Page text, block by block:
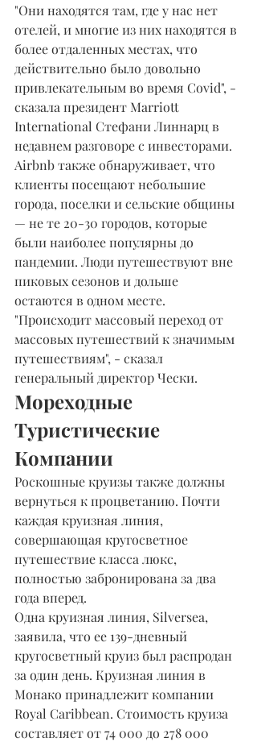
"Они находятся там, где у нас нет
отелей, и многие из них находятся в
более отдаленных местах, что
действительно было довольно
привлекательным во время Covid", -
сказала президент Marriott
International Стефани Линнарц в
недавнем разговоре с инвесторами.
Airbnb также обнаруживает, что
клиенты посещают небольшие
города, поселки и сельские общины
— не те 20-30 городов, которые
были наиболее популярны до
пандемии. Люди путешествуют вне
пиковых сезонов и дольше
остаются в одном месте.
"Происходит массовый переход от
массовых путешествий к значимым
путешествиям", - сказал
генеральный директор Чески.
Мореходные
Туристические
Компании
Роскошные круизы также должны
вернуться к процветанию. Почти
каждая круизная линия,
совершающая кругосветное
путешествие класса люкс,
полностью забронирована за два
года вперед.
Одна круизная линия, Silversea,
заявила, что ее 139-дневный
кругосветный круиз был распродан
за один день. Круизная линия в
Монако принадлежит компании
Royal Caribbean. Стоимость круиза
составляет от 74 000 до 278 000